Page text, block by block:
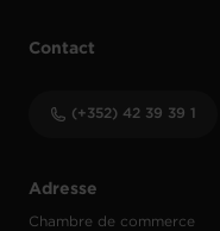
Adresse
Chambre de commerce
Contact
(+352) 42 39 39 1